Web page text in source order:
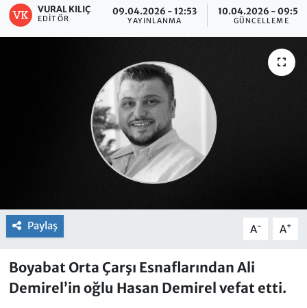
VURAL KILIÇ
EDITÖR
09.04.2026 - 12:53
YAYINLANMA
10.04.2026 - 09:50
GÜNCELLEME
Paylaş A- A+
Boyabat Orta Çarşı Esnaflarından Ali
Demirel’in oğlu Hasan Demirel vefat etti.
Son Dakika Haberleri